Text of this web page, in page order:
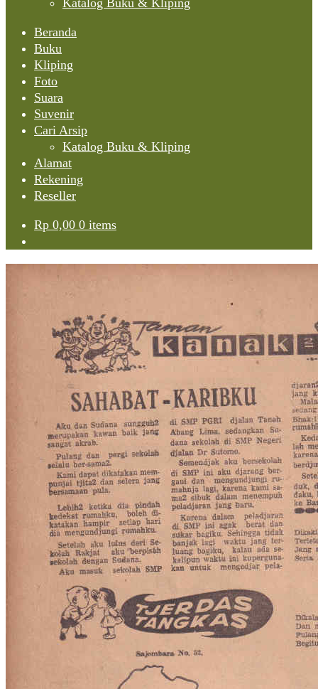
Katalog Buku & Kliping
Beranda
Buku
Kliping
Foto
Suara
Suvenir
Cari Arsip
Katalog Buku & Kliping
Alamat
Rekening
Reseller
Rp 0,00 0 items